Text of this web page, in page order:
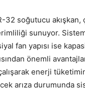
32 soğutucu
sunuyor.
fan yapısı ise
önemli
enerji
arıza durumunda